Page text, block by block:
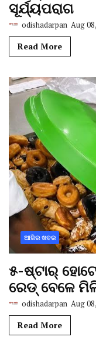
ସୂର୍ଯ୍ୟପରାଗ
odishadarpan Aug
Read More
ଆଜିର ଖବର
୫-ଷ୍ଟାର୍
ରେଡ୍ ବେଳେ
odishadarpan Aug
Read More